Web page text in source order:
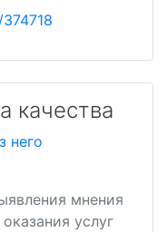
качества
мнения
услуг